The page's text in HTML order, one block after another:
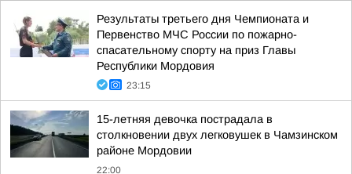
Результаты третьего дня Чемпионата и
Первенство МЧС России по пожарно-
спасательному спорту на приз Главы
Республики Мордовия
23:15
15-летняя девочка пострадала в
столкновении двух легковушек в Чамзинском
районе Мордовии
22:00